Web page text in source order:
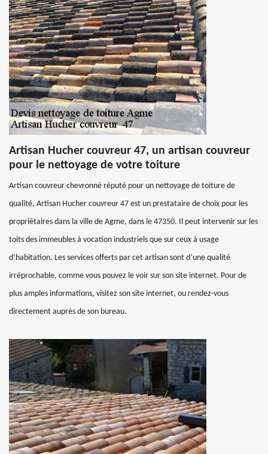
Artisan Hucher couvreur 47, un artisan couvreur
pour le nettoyage de votre toiture
Artisan couvreur chevronné réputé pour un nettoyage de toiture de
qualité, Artisan Hucher couvreur 47 est un prestataire de choix pour les
propriétaires dans la ville de Agme, dans le 47350. Il peut intervenir sur les
toits des immeubles à vocation industriels que sur ceux à usage
d’habitation. Les services offerts par cet artisan sont d’une qualité
irréprochable, comme vous pouvez le voir sur son site internet. Pour de
plus amples informations, visitez son site internet, ou rendez-vous
directement auprès de son bureau.